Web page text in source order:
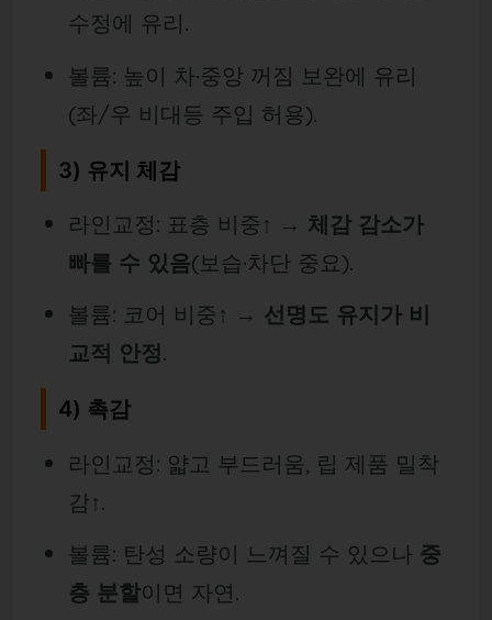
수정에 유리.
볼륨: 높이 차·중앙 꺼짐 보완에 유리
(좌/우 비대등 주입 허용).
3) 유지 체감
라인교정: 표층 비중↑ → 체감 감소가
빠를 수 있음(보습·차단 중요).
볼륨: 코어 비중↑ → 선명도 유지가 비
교적 안정.
4) 촉감
라인교정: 얇고 부드러움, 립 제품 밀착
감↑.
볼륨: 탄성 소량이 느껴질 수 있으나 중
층 분할이면 자연.